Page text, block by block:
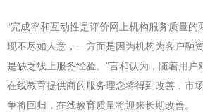
“完成率和互动性是评价网上机构服务质量
现不尽如人意，一方面是因为机构为客户融
是缺乏线上服务经验。”言和认为，随着用户
在线教育提供商的服务理念将得到改善，市
争将回归，在线教育质量将迎来长期改善。